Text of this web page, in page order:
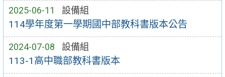
2025-06-11 設備組
114學年度第一學期國中部教科書版本公告
2024-07-08 設備組
113-1高中職部教科書版本